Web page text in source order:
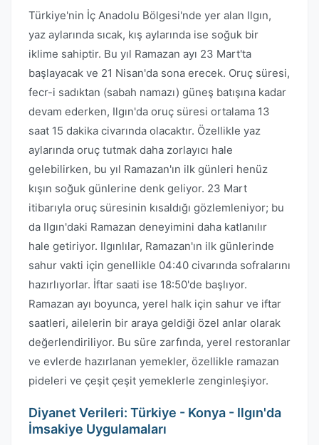
Türkiye'nin İç Anadolu Bölgesi'nde yer alan Ilgın,
yaz aylarında sıcak, kış aylarında ise soğuk bir
iklime sahiptir. Bu yıl Ramazan ayı 23 Mart'ta
başlayacak ve 21 Nisan'da sona erecek. Oruç süresi,
fecr-i sadıktan (sabah namazı) güneş batışına kadar
devam ederken, Ilgın'da oruç süresi ortalama 13
saat 15 dakika civarında olacaktır. Özellikle yaz
aylarında oruç tutmak daha zorlayıcı hale
gelebilirken, bu yıl Ramazan'ın ilk günleri henüz
kışın soğuk günlerine denk geliyor. 23 Mart
itibarıyla oruç süresinin kısaldığı gözlemleniyor; bu
da Ilgın'daki Ramazan deneyimini daha katlanılır
hale getiriyor. Ilgınlılar, Ramazan'ın ilk günlerinde
sahur vakti için genellikle 04:40 civarında sofralarını
hazırlıyorlar. İftar saati ise 18:50'de başlıyor.
Ramazan ayı boyunca, yerel halk için sahur ve iftar
saatleri, ailelerin bir araya geldiği özel anlar olarak
değerlendiriliyor. Bu süre zarfında, yerel restoranlar
ve evlerde hazırlanan yemekler, özellikle ramazan
pideleri ve çeşit çeşit yemeklerle zenginleşiyor.
Diyanet Verileri: Türkiye - Konya - Ilgın'da
İmsakiye Uygulamaları